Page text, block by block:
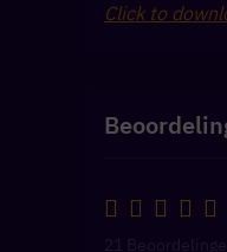
Click to